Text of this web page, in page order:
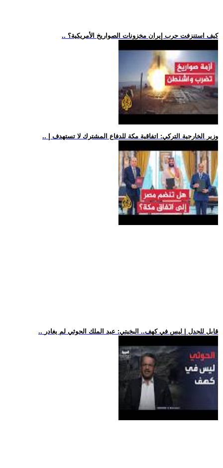
.. كيف استنزفت حرب إيران مخزونات الصواريخ الأمريكية؟
.. وزير الخارجية التركي: اتفاقية مكة للدفاع المشترك لا تستهدف إ
.. قابل للجدل | ليس في كهف.. البخيتي: عبد الملك الحوثي لم يغادر